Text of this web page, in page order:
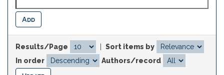
Results/Page
Sort items by
In order
Authors/record